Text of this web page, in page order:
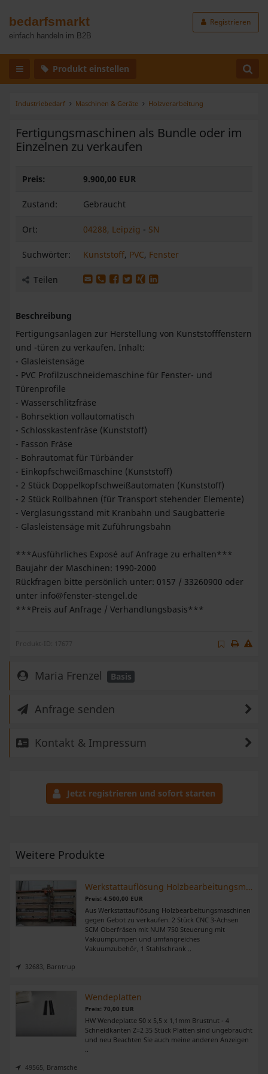
bedarfsmarkt
einfach handeln im B2B
Registrieren
Produkt einstellen
Industriebedarf Maschinen & Geräte Holzverarbeitung
Fertigungsmaschinen als Bundle oder im
Einzelnen zu verkaufen
Preis: 9.900,00 EUR
Zustand: Gebraucht
Ort: 04288, Leipzig - SN
Suchwörter: Kunststoff, PVC, Fenster
Teilen Produkt per E-Mail weiterleiten
Produkt per WhatsApp weiterleiten
Produkt auf Facebook teilen
Produkt auf X teilen
Produkt auf XING teilen
Produkt auf LinkedIn teilen
Beschreibung
Fertigungsanlagen zur Herstellung von Kunststofffenstern
und -türen zu verkaufen. Inhalt:
- Glasleistensäge
- PVC Profilzuschneidemaschine für Fenster- und
Türenprofile
- Wasserschlitzfräse
- Bohrsektion vollautomatisch
- Schlosskastenfräse (Kunststoff)
- Fasson Fräse
- Bohrautomat für Türbänder
- Einkopfschweißmaschine (Kunststoff)
- 2 Stück Doppelkopfschweißautomaten (Kunststoff)
- 2 Stück Rollbahnen (für Transport stehender Elemente)
- Verglasungsstand mit Kranbahn und Saugbatterie
- Glasleistensäge mit Zuführungsbahn
***Ausführliches Exposé auf Anfrage zu erhalten***
Baujahr der Maschinen: 1990-2000
Rückfragen bitte persönlich unter: 0157 / 33260900 oder
unter info@fenster-stengel.de
***Preis auf Anfrage / Verhandlungsbasis***
Produkt-ID: 17677
Maria Frenzel Basis
Anfrage senden
Kontakt & Impressum
Jetzt registrieren und sofort starten
Weitere Produkte
Werkstattauflösung Holzbearbeitungsmaschinen zu verkaufen
Preis: 4.500,00 EUR
Aus Werkstattauflösung Holzbearbeitungsmaschinen
gegen Gebot zu verkaufen. 2 Stück CNC 3-Achsen
SCM Oberfräsen mit NUM 750 Steuerung mit
Vakuumpumpen und umfangreiches
Vakuumzubehör, 1 Stahlschrank ..
32683, Barntrup
Wendeplatten
Preis: 70,00 EUR
HW Wendeplatte 50 x 5,5 x 1,1mm Brustnut - 4
Schneidkanten Z=2 35 Stück Platten sind ungebraucht
und neu Beachten Sie auch meine anderen Anzeigen
49565, Bramsche